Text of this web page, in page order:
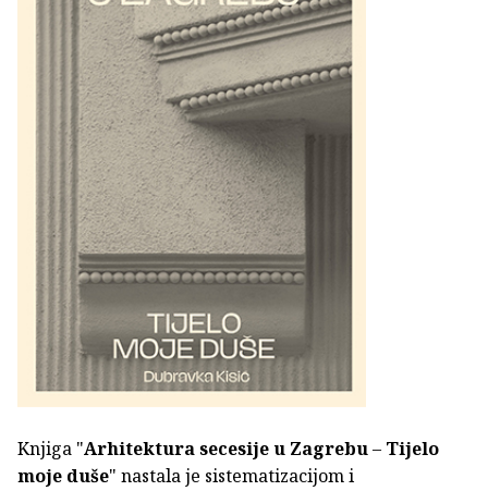
Knjiga "Arhitektura secesije u Zagrebu– Tijelo
moje duše" nastala je sistematizacijom i